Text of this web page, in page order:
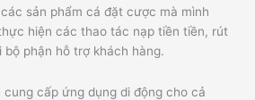
sản phẩm cá đặt cược mà mình
hiện các thao tác nạp tiền tiền, rút
phận hỗ trợ khách hàng.
cung cấp ứng dụng di động cho cả